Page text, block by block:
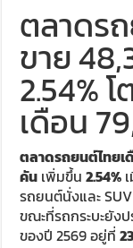
ตลาดร
ขาย
2.54%
เดือน
ตลาดรถยนต์ไทยเ
คัน เพิ่มขึ้น2.54%
รถยนต์นั่งและ
ขณะที่รถกระบะยัง
ของปี 2569 อยู่ที่